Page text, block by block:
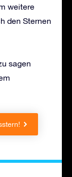
weitere
den Sternen
sagen